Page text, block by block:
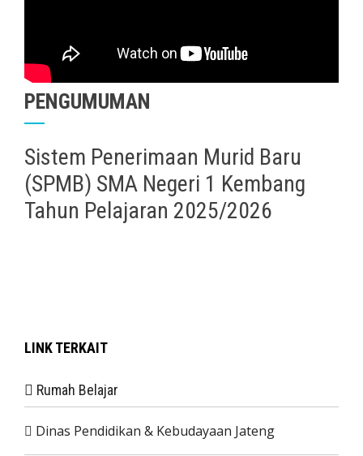
PENGUMUMAN
Sistem Penerimaan Murid Baru
(SPMB) SMA Negeri 1 Kembang
Tahun Pelajaran 2025/2026
LINK TERKAIT
Rumah Belajar
Dinas Pendidikan & Kebudayaan Jateng